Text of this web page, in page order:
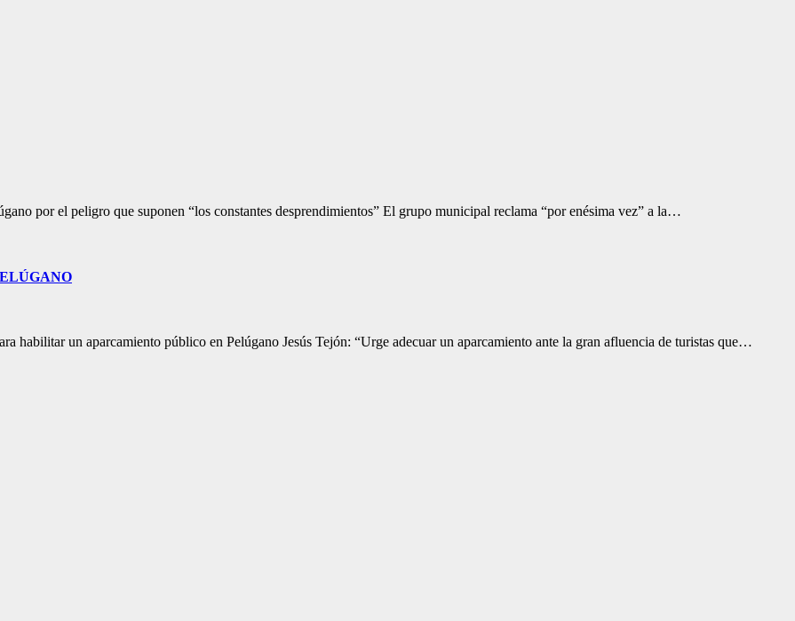
por el peligro que suponen “los constantes desprendimientos” El grupo municipal reclama “por enésima vez” a la…
habilitar un aparcamiento público en Pelúgano Jesús Tejón: “Urge adecuar un aparcamiento ante la gran afluencia de turistas que…